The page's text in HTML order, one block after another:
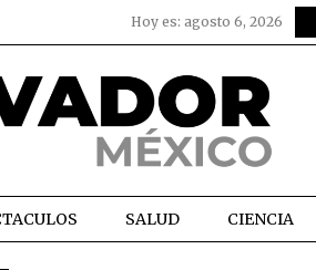
Hoy es: agosto 6, 2026
SALUD CIENCIA